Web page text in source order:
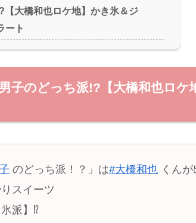
【大橋和也ロケ地】かき氷＆ジ
ート
子のどっち派!?【大橋和也ロケ
のどっち派！？」は#大橋和也 くん
スイーツ
派】⁉️